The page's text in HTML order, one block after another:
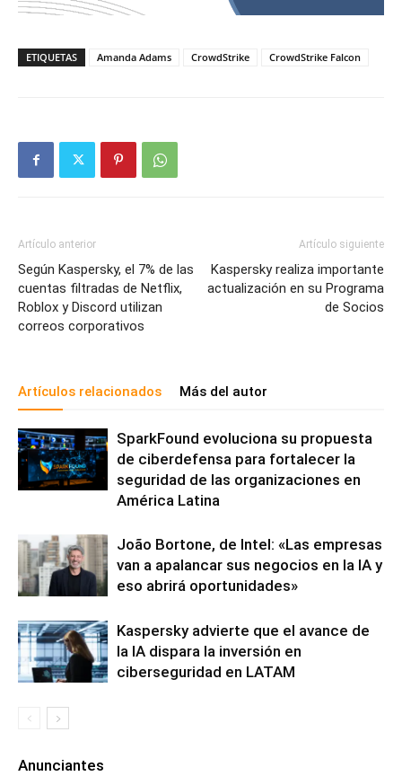
ETIQUETAS Amanda Adams CrowdStrike CrowdStrike Falcon
Artículo anterior
Según Kaspersky, el 7% de las
cuentas filtradas de Netflix,
Roblox y Discord utilizan
correos corporativos
Artículo siguiente
Kaspersky realiza importante
actualización en su Programa
de Socios
Artículos relacionados Más del autor
SparkFound evoluciona su propuesta
de ciberdefensa para fortalecer la
seguridad de las organizaciones en
América Latina
João Bortone, de Intel: «Las empresas
van a apalancar sus negocios en la IA y
eso abrirá oportunidades»
Kaspersky advierte que el avance de
la IA dispara la inversión en
ciberseguridad en LATAM
Anunciantes